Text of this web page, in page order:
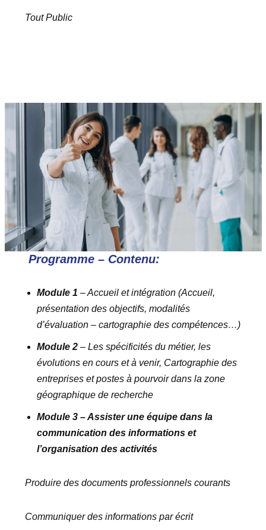
Tout Public
Programme – Contenu:
Module 1– Accueil et intégration (Accueil,
présentation des objectifs, modalités
d’évaluation – cartographie des compétences…)
Module 2– Les spécificités du métier, les
évolutions en cours et à venir, Cartographie des
entreprises et postes à pourvoir dans la zone
géographique de recherche
Module 3 – Assister une équipe dans la
communication des informations et
l’organisation des activités
Produire des documents professionnels courants
Communiquer des informations par écrit